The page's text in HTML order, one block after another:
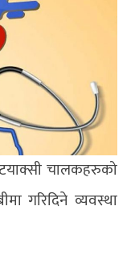
चालकहरुको
गरिदिने व्यवस्था